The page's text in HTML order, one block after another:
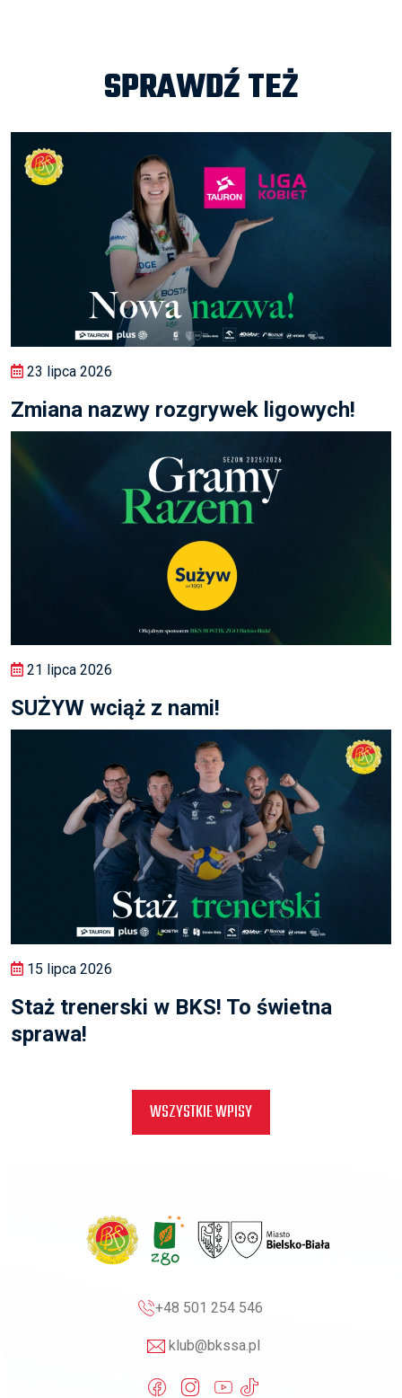
SPRAWDŹ TEŻ
23 lipca 2026
Zmiana nazwy rozgrywek ligowych!
21 lipca 2026
SUŻYW wciąż z nami!
15 lipca 2026
Staż trenerski w BKS! To świetna
sprawa!
WSZYSTKIE WPISY
+48 501 254 546
klub@bkssa.pl